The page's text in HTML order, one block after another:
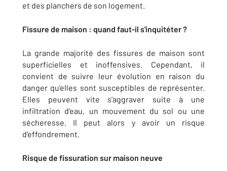
et des planchers de son logement.
Fissure de maison : quand faut-il s'inquitéter ?
La grande majorité des fissures de maison sont
superficielles et inoffensives. Cependant, il
convient de suivre leur évolution en raison du
danger qu'elles sont susceptibles de représenter.
Elles peuvent vite s'aggraver suite à une
infiltration d'eau, un mouvement du sol ou une
sécheresse. Il peut alors y avoir un risque
d'effondrement.
Risque de fissuration sur maison neuve